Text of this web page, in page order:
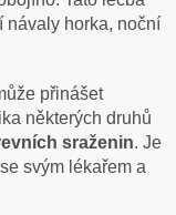
návaly horka, noční
přinášet
některých druhů
sraženin. Je
svým lékařem a